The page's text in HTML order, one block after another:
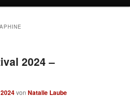
2024 –
vonNatalie Laube